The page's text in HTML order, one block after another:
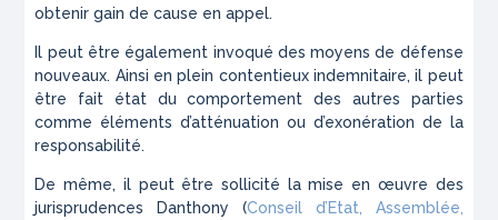
obtenir gain de cause en appel.
Il peut être également invoqué des moyens de défense
nouveaux. Ainsi en plein contentieux indemnitaire, il peut
être fait état du comportement des autres parties
comme éléments d’atténuation ou d’exonération de la
responsabilité.
De même, il peut être sollicité la mise en œuvre des
jurisprudences Danthony (Conseil d’Etat, Assemblée,